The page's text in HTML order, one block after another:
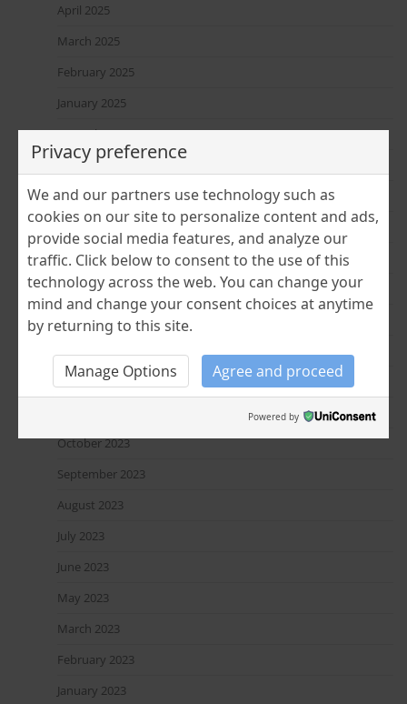
April 2025
March 2025
February 2025
January 2025
December 2024
November 2024
July 2024
June 2024
April 2024
March 2024
February 2024
December 2023
October 2023
September 2023
August 2023
July 2023
June 2023
May 2023
March 2023
February 2023
January 2023
Privacy preference
We and our partners use technology such as
cookies on our site to personalize content and ads,
provide social media features, and analyze our
traffic. Click below to consent to the use of this
technology across the web. You can change your
mind and change your consent choices at anytime
by returning to this site.
Manage Options Agree and proceed
Powered by